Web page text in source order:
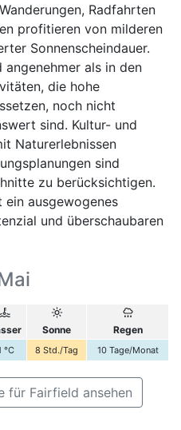
Radfahrten
profitieren von milderen
Sonnenscheindauer.
als in den
die hohe
noch nicht
sind. Kultur- und
Naturerlebnissen
sind
zu berücksichtigen.
ausgewogenes
und überschaubaren
Sonne Regen
°C 8 Std./Tag 10 Tage/Monat
für Fairfield ansehen